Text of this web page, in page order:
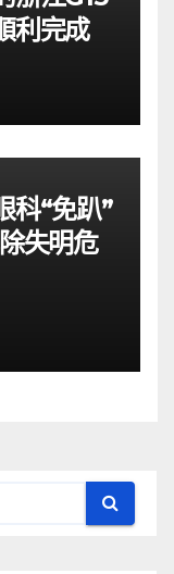
利完成
科“免趴”
失明危